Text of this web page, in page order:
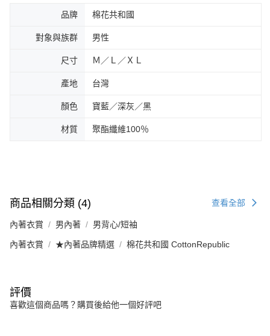
品牌 棉花共和國
對象與族群 男性
尺寸 Ｍ／Ｌ／ＸＬ
產地 台灣
顏色 寶藍／深灰／黑
材質 聚酯纖維100％
商品相關分類 (4) 查看全部
內著衣賞 男內著 男背心/短袖
內著衣賞 ★內著品牌精選 棉花共和國 CottonRepublic
評價
喜歡這個商品嗎？購買後給他一個好評吧